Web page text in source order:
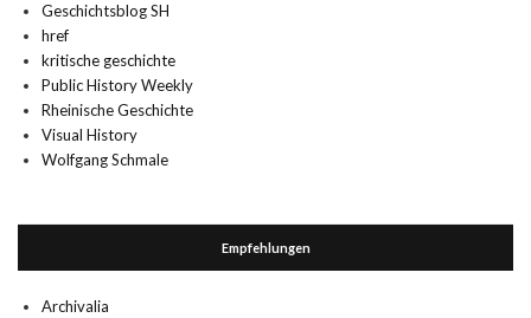
Geschichtsblog SH
href
kritische geschichte
Public History Weekly
Rheinische Geschichte
Visual History
Wolfgang Schmale
Empfehlungen
Archivalia